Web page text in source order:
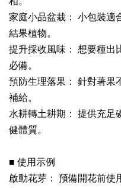
家庭小品盆栽： 小包裝適
結果植物。
提升採收風味： 想要種出
必備。
預防生理落果： 針對著果
補給。
水耕轉土耕期： 提供充足
健體質。
■ 使用示例
啟動花芽： 預備開花前使